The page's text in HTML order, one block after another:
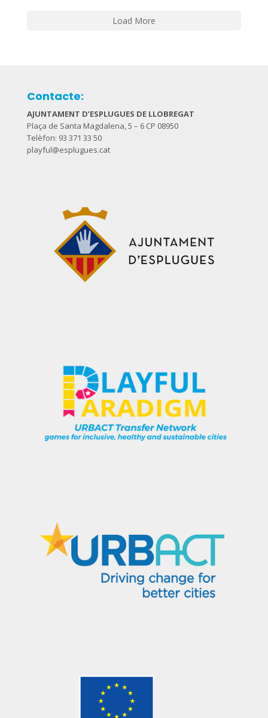
Load More
Contacte:
AJUNTAMENT D’ESPLUGUES DE LLOBREGAT
Plaça de Santa Magdalena, 5 – 6 CP 08950
Telèfon: 93 371 33 50
playful@esplugues.cat